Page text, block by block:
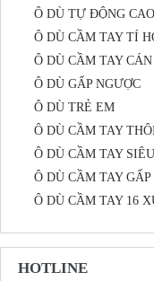
Ô DÙ TỰ ĐỘNG
Ô DÙ CẦM TAY TÍ
Ô DÙ CẦM TAY
Ô DÙ GẤP NGƯỢC
Ô DÙ TRẺ EM
Ô DÙ CẦM TAY
Ô DÙ CẦM TAY
Ô DÙ CẦM TAY GẤP
Ô DÙ CẦM TAY 16
HOTLINE